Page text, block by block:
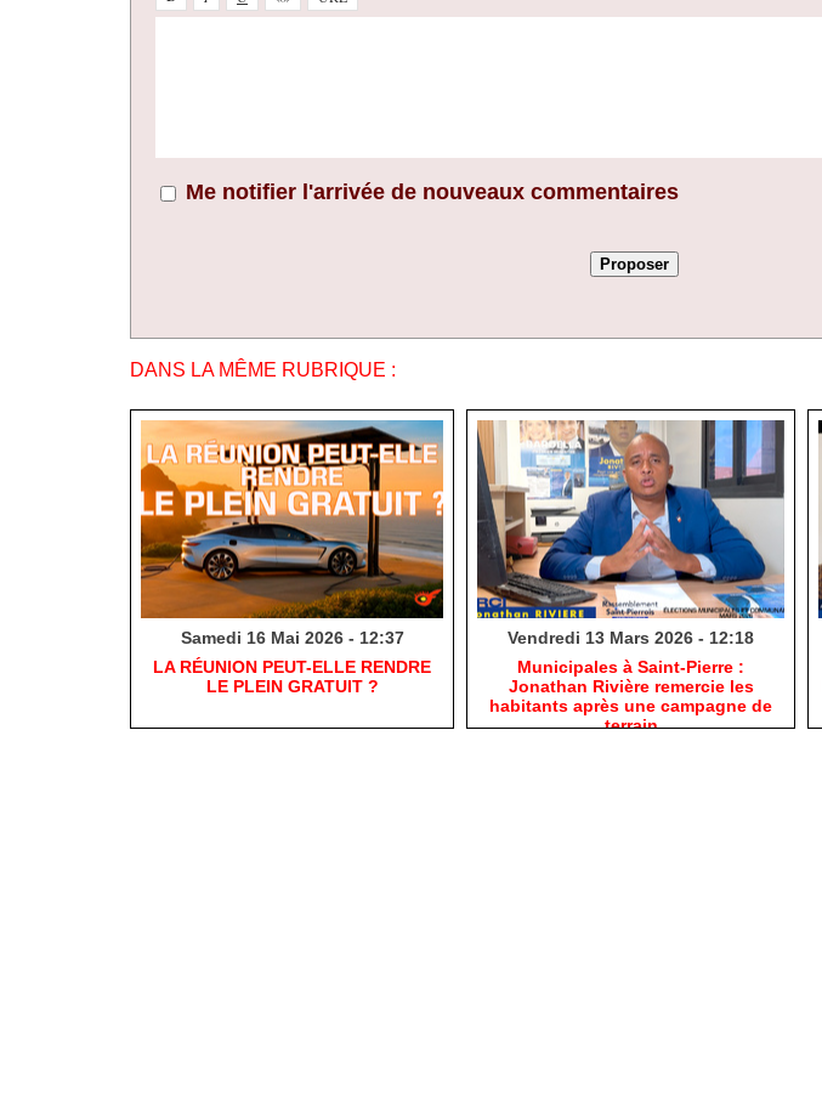
Me notifier l'arrivée de nouveaux commentaires
DANS LA MÊME RUBRIQUE :
Samedi 16 Mai 2026 - 12:37
​LA RÉUNION PEUT-ELLE RENDRE
LE PLEIN GRATUIT ?
Vendredi 13 Mars 2026 - 12:18
​Municipales à Saint-Pierre :
Jonathan Rivière remercie les
habitants après une campagne de
terrain